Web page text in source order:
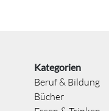
Kategorien
Beruf & Bildung
Bücher